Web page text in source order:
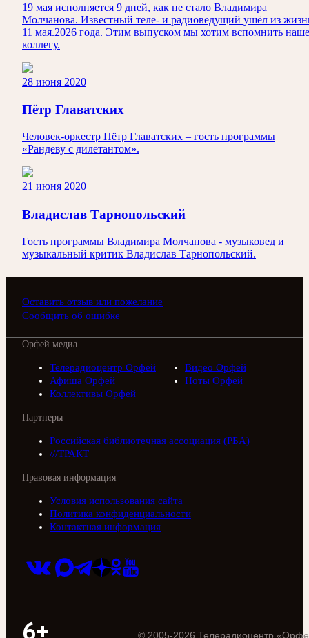
19 мая исполняется 9 дней, как не стало Владимира
Молчанова. Известный теле‑ и радиоведущий ушёл из
11 мая.2026 года. Этим выпуском мы хотим вспомнить
коллегу.
28 июня 2020
Пётр Главатских
Человек-оркестр Пётр Главатских – гость программы
«Рандеву с дилетантом».
21 июня 2020
Владислав Тарнопольский
Гость программы Владимира Молчанова - музыковед и
музыкальный критик Владислав Тарнопольский.
Оставить отзыв или пожелание
Сообщить об ошибке
Орфей медиа
Телерадиоцентр Орфей
Видео Орфей
Афиша Орфей
Ноты Орфей
Коллективы Орфей
Партнеры
Российская библиотечная ассоциация (РБА)
///ТРАКТ
Правовая информация
Условия использования сайта
Политика конфиденциальности
Контактная информация
6+ © 2005-2026 Телерадиоцентр